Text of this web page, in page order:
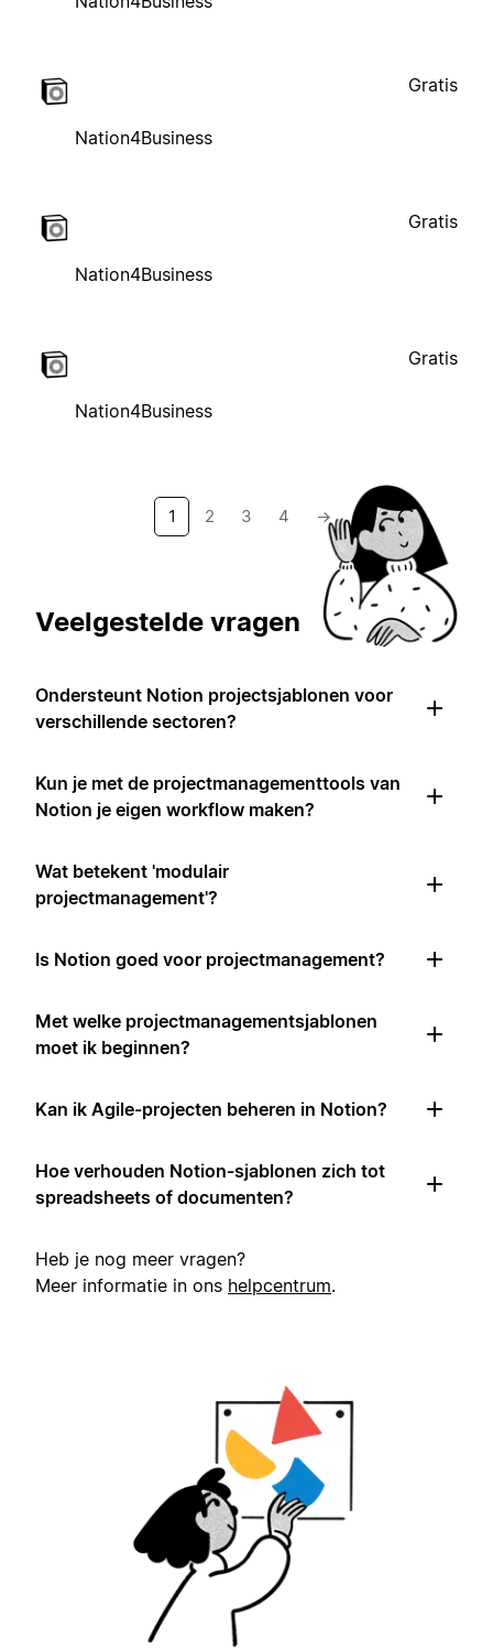
Nation4Business
Gratis
Nation4Business
Gratis
Nation4Business
Gratis
1 2 3 4 →
Veelgestelde vragen
Ondersteunt Notion projectsjablonen voor
verschillende sectoren?
Kun je met de projectmanagementtools van
Notion je eigen workflow maken?
Wat betekent 'modulair
projectmanagement'?
Is Notion goed voor projectmanagement?
Met welke projectmanagementsjablonen
moet ik beginnen?
Kan ik Agile-projecten beheren in Notion?
Hoe verhouden Notion-sjablonen zich tot
spreadsheets of documenten?
Heb je nog meer vragen?
Meer informatie in ons helpcentrum.